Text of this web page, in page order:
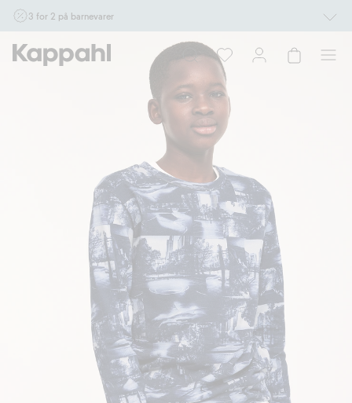
3 for 2 på barnevarer
17/8 i butikk & online for deg som er eller blir medlem. Kan ikke kombineres med
andre tilbud eller rabatter.
Handle nå